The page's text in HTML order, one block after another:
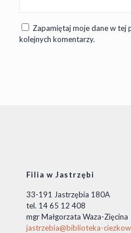
Zapamiętaj moje dane w tej
kolejnych komentarzy.
Filia w Jastrzębi
33-191 Jastrzębia 180A
tel. 14 65 12 408
mgr Małgorzata Waza-Zięcina
jastrzebia@biblioteka-